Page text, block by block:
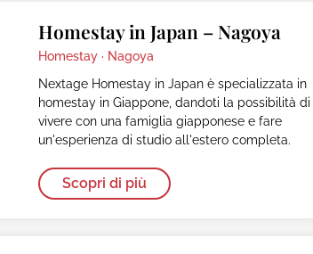
Homestay in Japan – Nagoya
Homestay · Nagoya
Nextage Homestay in Japan è specializzata in
homestay in Giappone, dandoti la possibilità di
vivere con una famiglia giapponese e fare
un'esperienza di studio all'estero completa.
Scopri di più